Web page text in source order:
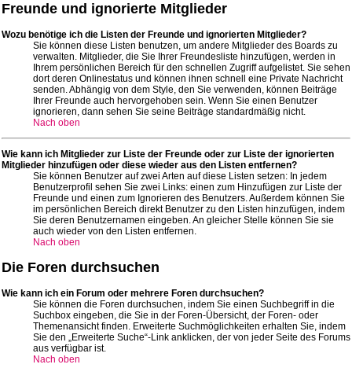
Freunde und ignorierte Mitglieder
Wozu benötige ich die Listen der Freunde und ignorierten Mitglieder?
Sie können diese Listen benutzen, um andere Mitglieder des Boards zu
verwalten. Mitglieder, die Sie Ihrer Freundesliste hinzufügen, werden in
Ihrem persönlichen Bereich für den schnellen Zugriff aufgelistet. Sie sehen
dort deren Onlinestatus und können ihnen schnell eine Private Nachricht
senden. Abhängig von dem Style, den Sie verwenden, können Beiträge
Ihrer Freunde auch hervorgehoben sein. Wenn Sie einen Benutzer
ignorieren, dann sehen Sie seine Beiträge standardmäßig nicht.
Nach oben
Wie kann ich Mitglieder zur Liste der Freunde oder zur Liste der ignorierten
Mitglieder hinzufügen oder diese wieder aus den Listen entfernen?
Sie können Benutzer auf zwei Arten auf diese Listen setzen: In jedem
Benutzerprofil sehen Sie zwei Links: einen zum Hinzufügen zur Liste der
Freunde und einen zum Ignorieren des Benutzers. Außerdem können Sie
im persönlichen Bereich direkt Benutzer zu den Listen hinzufügen, indem
Sie deren Benutzernamen eingeben. An gleicher Stelle können Sie sie
auch wieder von den Listen entfernen.
Nach oben
Die Foren durchsuchen
Wie kann ich ein Forum oder mehrere Foren durchsuchen?
Sie können die Foren durchsuchen, indem Sie einen Suchbegriff in die
Suchbox eingeben, die Sie in der Foren-Übersicht, der Foren- oder
Themenansicht finden. Erweiterte Suchmöglichkeiten erhalten Sie, indem
Sie den „Erweiterte Suche“-Link anklicken, der von jeder Seite des Forums
aus verfügbar ist.
Nach oben